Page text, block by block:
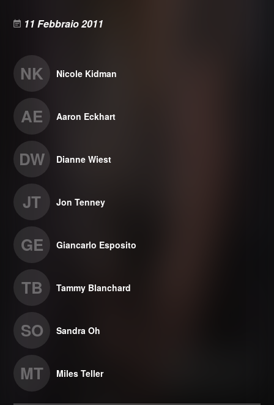
11 Febbraio 2011
NK Nicole Kidman
AE Aaron Eckhart
DW Dianne Wiest
JT Jon Tenney
GE Giancarlo Esposito
TB Tammy Blanchard
SO Sandra Oh
MT Miles Teller